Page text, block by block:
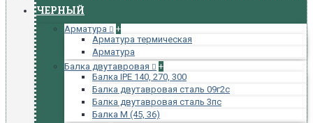
ЧЕРНЫЙ
Арматура
+
Арматура термическая
Арматура
Балка двутавровая
+
Балка IPE 140, 270, 300
Балка двутавровая сталь 09г2с
Балка двутавровая сталь 3пс
Балка М (45, 36)